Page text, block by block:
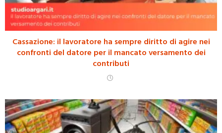
Cassazione: il lavoratore ha sempre diritto di agire nei
confronti del datore per il mancato versamento dei
contributi